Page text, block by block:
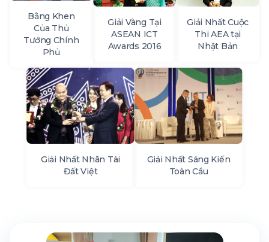
Bằng Khen
Của Thủ
Tướng Chính
Phủ
Giải Vàng Tại
ASEAN ICT
Awards 2016
Giải Nhất Cuộc
Thi AEA tại
Nhật Bản
Giải Nhất Nhân Tài
Đất Việt
Giải Nhất Sáng Kiến
Toàn Cầu